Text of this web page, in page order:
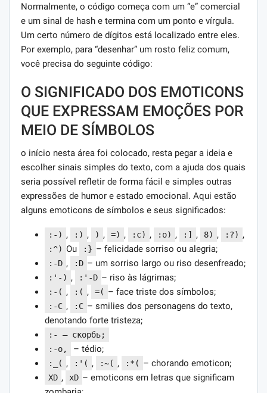
Normalmente, o código começa com um “e” comercial
e um sinal de hash e termina com um ponto e vírgula.
Um certo número de dígitos está localizado entre eles.
Por exemplo, para “desenhar” um rosto feliz comum,
você precisa do seguinte código:
O SIGNIFICADO DOS EMOTICONS
QUE EXPRESSAM EMOÇÕES POR
MEIO DE SÍMBOLOS
o início nesta área foi colocado, resta pegar a ideia e
escolher sinais simples do texto, com a ajuda dos quais
seria possível refletir de forma fácil e simples outras
expressões de humor e estado emocional. Aqui estão
alguns emoticons de símbolos e seus significados:
:-) , :) , ) , =) , :c) , :o) , :] , 8) , :?) ,
:^) Ou :} – felicidade sorriso ou alegria;
:-D , :D – um sorriso largo ou riso desenfreado;
:'-) , :'-D – riso às lágrimas;
:-( , :( , =( – face triste dos símbolos;
:-C , :C – smilies dos personagens do texto,
denotando forte tristeza;
:- — скорбь;
:-o,
– tédio;
:_( , :'( , :~( , :*( – chorando emoticon;
XD , xD – emoticons em letras que significam